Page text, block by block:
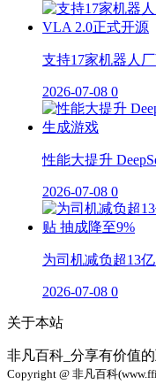
支持17家机器人
2026-07-08 0
性能大提升
2026-07-08 0
为司机减负超13
2026-07-08 0
关于本站
非凡百科_分享有价值
Copyright @ 非凡百科